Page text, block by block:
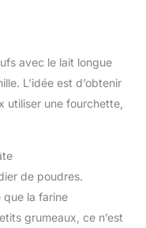
avec le lait longue
L’idée est d’obtenir
utiliser une fourchette,
de poudres.
que la farine
grumeaux, ce n’est